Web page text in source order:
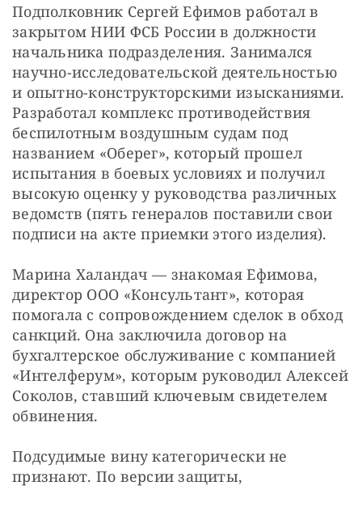
Подполковник Сергей Ефимов работал в
закрытом НИИ ФСБ России в должности
начальника подразделения. Занимался
научно-исследовательской деятельностью
и опытно-конструкторскими изысканиями.
Разработал комплекс противодействия
беспилотным воздушным судам под
названием «Оберег», который прошел
испытания в боевых условиях и получил
высокую оценку у руководства различных
ведомств (пять генералов поставили свои
подписи на акте приемки этого изделия).
Марина Халандач — знакомая Ефимова,
директор ООО «Консультант», которая
помогала с сопровождением сделок в обход
санкций. Она заключила договор на
бухгалтерское обслуживание с компанией
«Интелферум», которым руководил Алексей
Соколов, ставший ключевым свидетелем
обвинения.
Подсудимые вину категорически не
признают. По версии защиты,